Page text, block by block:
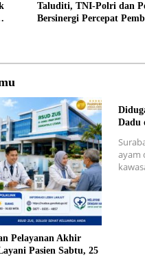
Taluditi, TNI-Polri dan
Bersinergi Percepat
Pelayanan Akhir
Pasien Sabtu, 25
Dadu
ayam